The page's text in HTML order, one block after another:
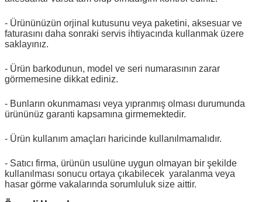
- Ürününüzün orjinal kutusunu veya paketini, aksesuar ve
faturasını daha sonraki servis ihtiyacında kullanmak üzere
saklayınız.
- Ürün barkodunun, model ve seri numarasının zarar
görmemesine dikkat ediniz.
- Bunların okunmaması veya yıpranmış olması durumunda
ürününüz garanti kapsamına girmemektedir.
- Ürün kullanım amaçları haricinde kullanılmamalıdır.
- Satıcı firma, ürünün usulüne uygun olmayan bir şekilde
kullanılması sonucu ortaya çıkabilecek yaralanma veya
hasar görme vakalarında sorumluluk size aittir.